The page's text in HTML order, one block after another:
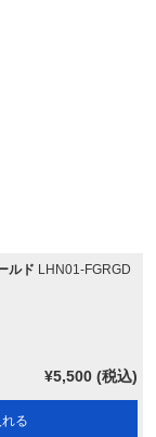
ルド LHN01-FGRGD
¥5,500 (税込)
る